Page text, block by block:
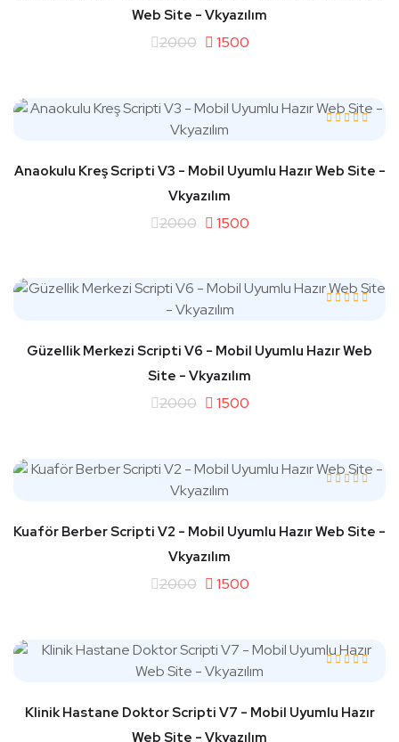
Web Site - Vkyazılım
2000 1500
Anaokulu Kreş Scripti V3 - Mobil Uyumlu Hazır Web Site -
Vkyazılım
2000 1500
Güzellik Merkezi Scripti V6 - Mobil Uyumlu Hazır Web
Site - Vkyazılım
2000 1500
Kuaför Berber Scripti V2 - Mobil Uyumlu Hazır Web Site -
Vkyazılım
2000 1500
Klinik Hastane Doktor Scripti V7 - Mobil Uyumlu Hazır
Web Site - Vkyazılım